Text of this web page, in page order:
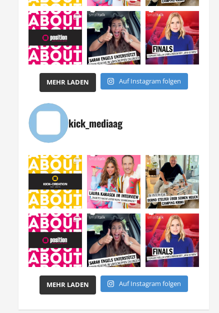
MEHR LADEN Auf Instagram folgen
kick_mediaag
MEHR LADEN Auf Instagram folgen